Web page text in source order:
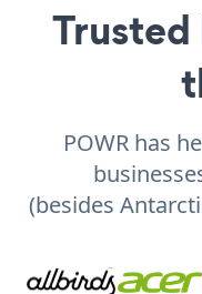
POWR has
(besides